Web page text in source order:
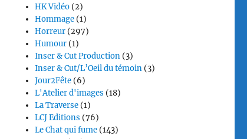
HK Vidéo (2)
Hommage (1)
Horreur (297)
Humour (1)
Inser & Cut Production (3)
Inser & Cut/L’Oeil du témoin (3)
Jour2Fête (6)
L'Atelier d'images (18)
La Traverse (1)
LCJ Editions (76)
Le Chat qui fume (143)